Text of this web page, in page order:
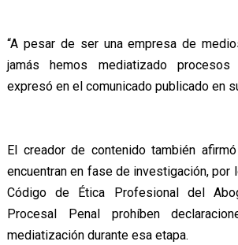
“A pesar de ser una empresa de
jamás hemos mediatizado procesos
expresó en el comunicado publicado en
El creador de contenido también
encuentran en fase de investigación, por
Código de Ética Profesional del
Procesal Penal prohíben
mediatización durante esa etapa.